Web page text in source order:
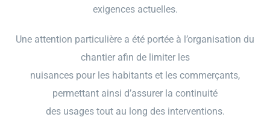
exigences actuelles.
Une attention particulière a été portée à l’organisation du
chantier afin de limiter les
nuisances pour les habitants et les commerçants,
permettant ainsi d’assurer la continuité
des usages tout au long des interventions.